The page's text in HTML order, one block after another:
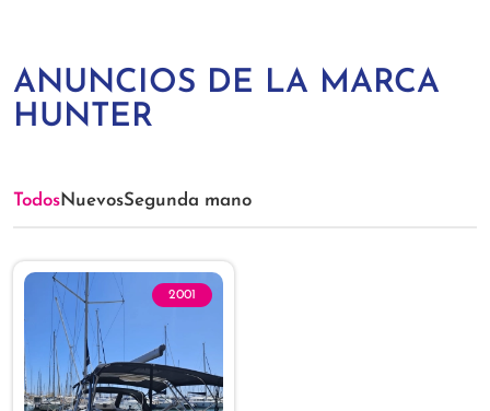
ANUNCIOS DE LA MARCA
HUNTER
TodosNuevosSegunda mano
2001